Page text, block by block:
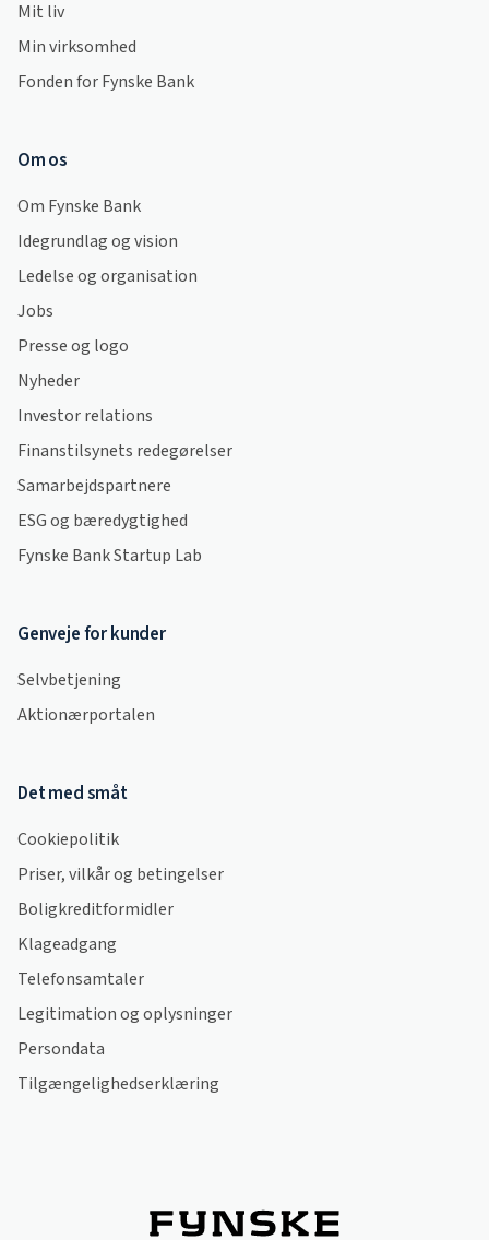
Mit liv
Min virksomhed
Fonden for Fynske Bank
Om os
Om Fynske Bank
Idegrundlag og vision
Ledelse og organisation
Jobs
Presse og logo
Nyheder
Investor relations
Finanstilsynets redegørelser
Samarbejdspartnere
ESG og bæredygtighed
Fynske Bank Startup Lab
Genveje for kunder
Selvbetjening
Aktionærportalen
Det med småt
Cookiepolitik
Priser, vilkår og betingelser
Boligkreditformidler
Klageadgang
Telefonsamtaler
Legitimation og oplysninger
Persondata
Tilgængelighedserklæring